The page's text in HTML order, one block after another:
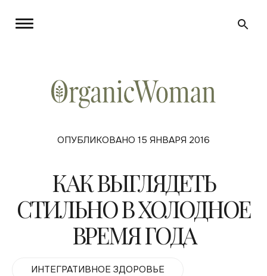
ОПУБЛИКОВАНО 15 ЯНВАРЯ 2016
КАК ВЫГЛЯДЕТЬ
СТИЛЬНО В ХОЛОДНОЕ
ВРЕМЯ ГОДА
ИНТЕГРАТИВНОЕ ЗДОРОВЬЕ